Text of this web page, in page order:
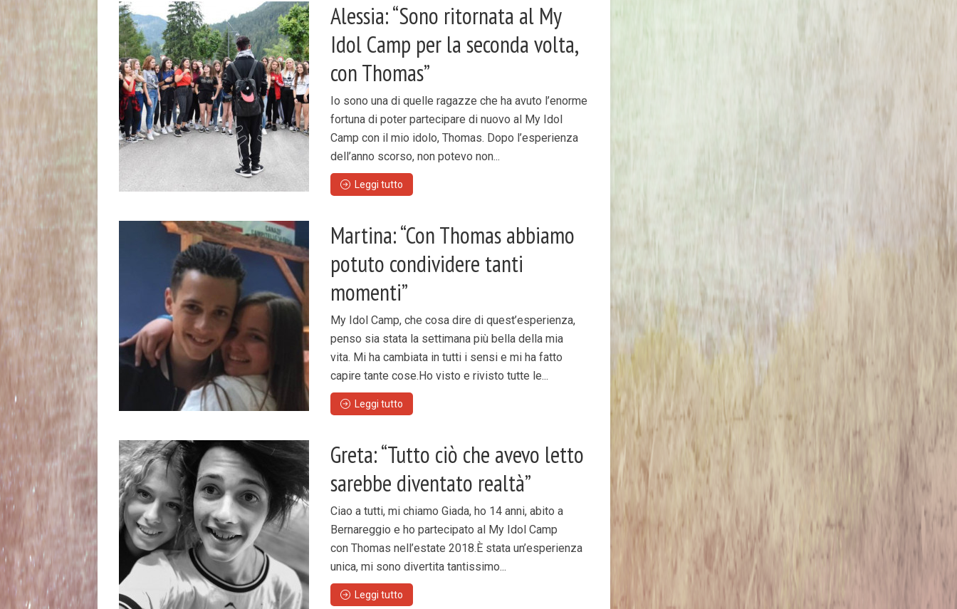
Alessia: “Sono ritornata al My
Idol Camp per la seconda volta,
con Thomas”
Io sono una di quelle ragazze che ha avuto l’enorme
fortuna di poter partecipare di nuovo al My Idol
Camp con il mio idolo, Thomas. Dopo l’esperienza
dell’anno scorso, non potevo non...
Leggi tutto
Martina: “Con Thomas abbiamo
potuto condividere tanti
momenti”
My Idol Camp, che cosa dire di quest’esperienza,
penso sia stata la settimana più bella della mia
vita. Mi ha cambiata in tutti i sensi e mi ha fatto
capire tante cose.Ho visto e rivisto tutte le...
Leggi tutto
Greta: “Tutto ciò che avevo letto
sarebbe diventato realtà”
Ciao a tutti, mi chiamo Giada, ho 14 anni, abito a
Bernareggio e ho partecipato al My Idol Camp
con Thomas nell’estate 2018.È stata un’esperienza
unica, mi sono divertita tantissimo...
Leggi tutto